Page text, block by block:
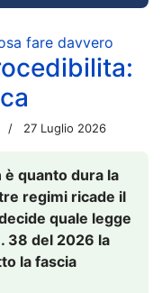
fare davvero
27 Luglio 2026
è quanto dura la
regimi ricade il
quale legge
38 del 2026 la
la fascia